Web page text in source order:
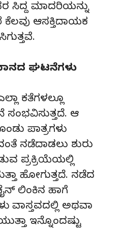
ಸಿದ್ದ ಮಾದರಿಯನ್ನು
ಕೆಲವು ಆಸಕ್ತಿದಾಯಕ
ಘಟನೆಗಳು
ಕತೆಗಳಲ್ಲೂ
ಆ
ಪಾತ್ರಗಳು
ನಡೆದಾಡಲು ಶುರು
ಪ್ರಕ್ರಿಯೆಯಲ್ಲಿ
ಹೋಗುತ್ತದೆ. ನಡೆದ
ಲಿಂಕಿನ ಹಾಗೆ
ವಾಸ್ತವದಲ್ಲಿ ಅಥವಾ
ಇನ್ನೊಂದಷ್ಟು